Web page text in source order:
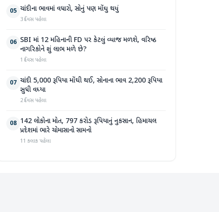
05 ચાંદીના ભાવમાં વધારો, સોનું પણ મોંઘુ થયું
3 દિવસ પહેલા
06 SBI માં 12 મહિનાની FD પર કેટલું વ્યાજ મળશે, વરિષ્ઠ
નાગરિકોને શું લાભ મળે છે?
1 દિવસ પહેલા
07 ચાંદી 5,000 રૂપિયા મોંઘી થઈ, સોનાના ભાવ 2,200 રૂપિયા
સુધી વધ્યા
2 દિવસ પહેલા
08 142 લોકોના મોત, 797 કરોડ રૂપિયાનું નુકસાન, હિમાચલ
પ્રદેશમાં ભારે ચોમાસાનો સામનો
11 કલાક પહેલા